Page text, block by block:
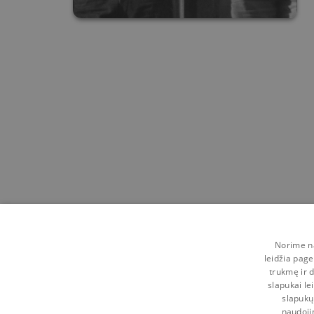
Norime
leidžia
trukmę ir
slapukai